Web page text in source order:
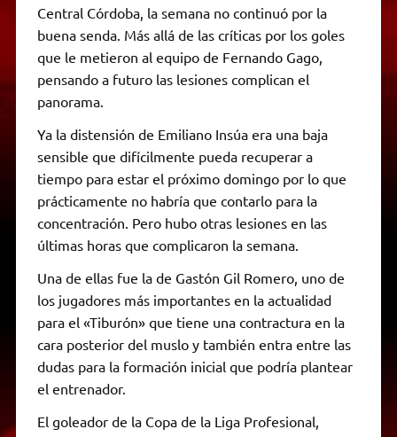
Central Córdoba, la semana no continuó por la
buena senda. Más allá de las críticas por los goles
que le metieron al equipo de Fernando Gago,
pensando a futuro las lesiones complican el
panorama.
Ya la distensión de Emiliano Insúa era una baja
sensible que difícilmente pueda recuperar a
tiempo para estar el próximo domingo por lo que
prácticamente no habría que contarlo para la
concentración. Pero hubo otras lesiones en las
últimas horas que complicaron la semana.
Una de ellas fue la de Gastón Gil Romero, uno de
los jugadores más importantes en la actualidad
para el «Tiburón» que tiene una contractura en la
cara posterior del muslo y también entra entre las
dudas para la formación inicial que podría plantear
el entrenador.
El goleador de la Copa de la Liga Profesional,